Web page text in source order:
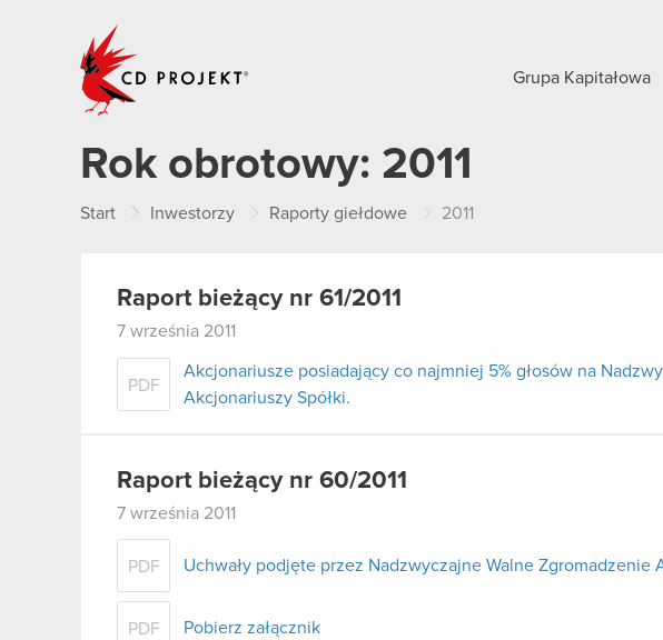
Grupa Kapitałowa
Rok obrotowy: 2011
Start Inwestorzy Raporty giełdowe 2011
Raport bieżący nr 61/2011
7 września 2011
PDF
Akcjonariusze posiadający co najmniej 5% głosów na
Akcjonariuszy Spółki.
Raport bieżący nr 60/2011
7 września 2011
PDF Uchwały podjęte przez Nadzwyczajne Walne Zgromadzenie
PDF Pobierz załącznik